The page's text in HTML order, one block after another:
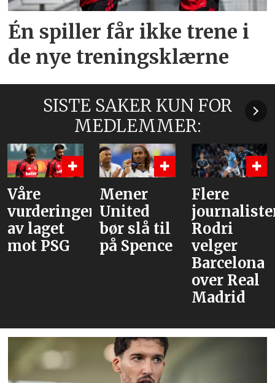
Én spiller får ikke trene i
de nye treningsklærne
SISTE SAKER KUN FOR
MEDLEMMER:
Mener
United
bør slå til
på Spence
Flere
journalister:
Rodri
velger
Bruno og
Cunha,
men
venter
med